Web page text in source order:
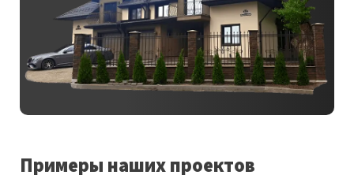
Примеры наших проектов